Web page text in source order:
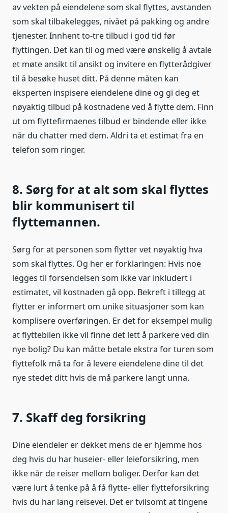
av vekten på eiendelene som skal flyttes, avstanden
som skal tilbakelegges, nivået på pakking og andre
tjenester. Innhent to-tre tilbud i god tid før
flyttingen. Det kan til og med være ønskelig å avtale
et møte ansikt til ansikt og invitere en flytterådgiver
til å besøke huset ditt. På denne måten kan
eksperten inspisere eiendelene dine og gi deg et
nøyaktig tilbud på kostnadene ved å flytte dem. Finn
ut om flyttefirmaenes tilbud er bindende eller ikke
når du chatter med dem. Aldri ta et estimat fra en
telefon som ringer.
8. Sørg for at alt som skal flyttes
blir kommunisert til
flyttemannen.
Sørg for at personen som flytter vet nøyaktig hva
som skal flyttes. Og her er forklaringen: Hvis noe
legges til forsendelsen som ikke var inkludert i
estimatet, vil kostnaden gå opp. Bekreft i tillegg at
flytter er informert om unike situasjoner som kan
komplisere overføringen. Er det for eksempel mulig
at flyttebilen ikke vil finne det lett å parkere ved din
nye bolig? Du kan måtte betale ekstra for turen som
flyttefolk må ta for å levere eiendelene dine til det
nye stedet ditt hvis de må parkere langt unna.
7. Skaff deg forsikring
Dine eiendeler er dekket mens de er hjemme hos
deg hvis du har huseier- eller leieforsikring, men
ikke når de reiser mellom boliger. Derfor kan det
være lurt å tenke på å få flytte- eller flytteforsikring
hvis du har lang reisevei. Det er tvilsomt at tingene